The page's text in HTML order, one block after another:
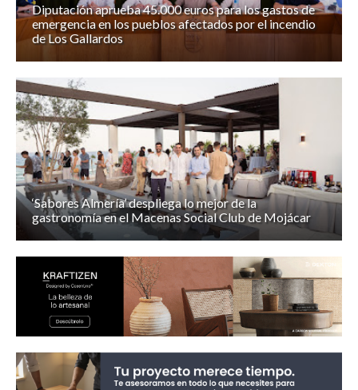
Diputación aprueba 45.000 euros para los gastos de
emergencia en los pueblos afectados por el incendio
de Los Gallardos
‘Sabores Almería’ despliega lo mejor de la
gastronomía en el Macenas Social Club de Mojácar